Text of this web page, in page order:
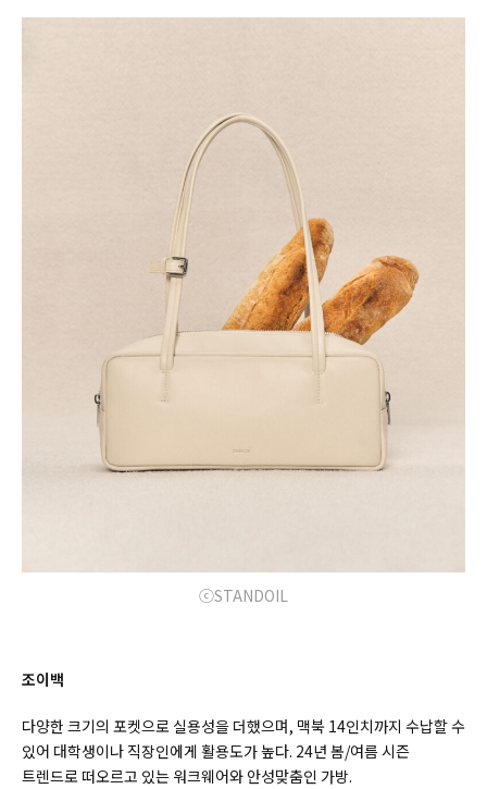
ⓒSTANDOIL
조이백
다양한 크기의 포켓으로 실용성을 더했으며, 맥북 14인치까지 수납할 수
있어 대학생이나 직장인에게 활용도가 높다. 24년 봄/여름 시즌
트렌드로 떠오르고 있는 워크웨어와 안성맞춤인 가방.